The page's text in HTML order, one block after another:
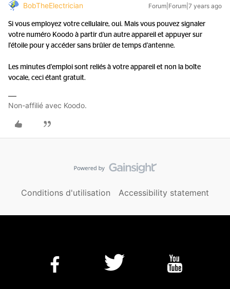
BobTheElectrician Forum|Forum|7 years ago
Si vous employez votre cellulaire, oui. Mais vous pouvez signaler
votre numéro Koodo à partir d'un autre appareil et appuyer sur
l'étoile pour y accéder sans brûler de temps d'antenne.
Les minutes d'emploi sont reliés à votre appareil et non la boîte
vocale, ceci étant gratuit.
Non-affilié avec Koodo.
Conditions d'utilisation Accessibility statement